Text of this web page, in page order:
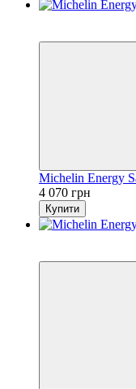
Michelin Energy
4 070 грн
Купити